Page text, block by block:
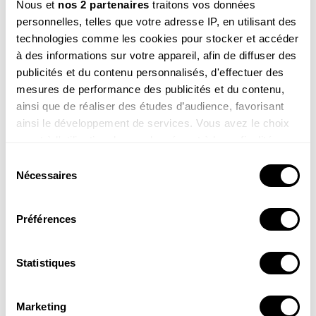
Nous et nos 2 partenaires traitons vos données
personnelles, telles que votre adresse IP, en utilisant des
technologies comme les cookies pour stocker et accéder
à des informations sur votre appareil, afin de diffuser des
publicités et du contenu personnalisés, d'effectuer des
mesures de performance des publicités et du contenu,
ainsi que de réaliser des études d’audience, favorisant
ainsi le développement de services. Vous avez le choix
tout moment en consultant la Déclaration relative aux
cookies ou en cliquant sur l'icône de confidentialité.
Si vous le permettez, nous aimerions également :
géographique qui peuvent être précises à plusieurs
Identifier votre appareil en l'analysant activement
pour en relever les caractéristiques spécifiques
Nécessaires
Préférences
Statistiques
Marketing
P'tit land art Printemps P'tit land art Eté